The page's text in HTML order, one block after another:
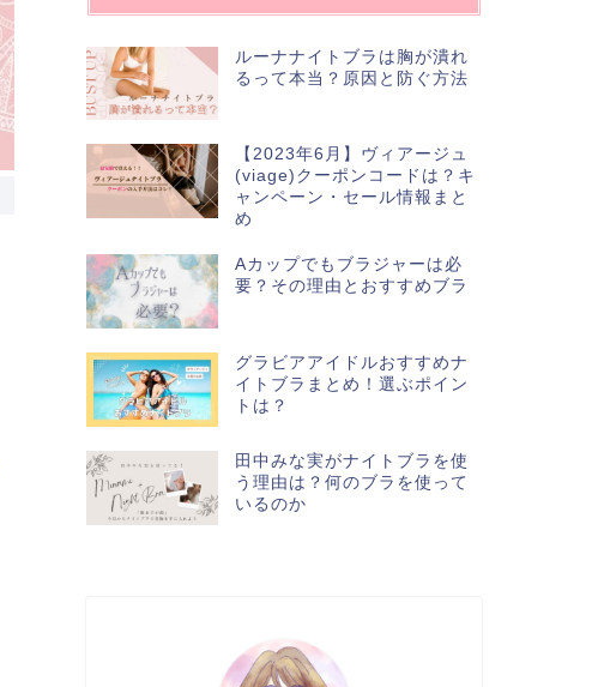
ルーナナイトブラは胸が潰れ
るって本当？原因と防ぐ方法
【2023年6月】ヴィアージュ
(viage)クーポンコードは？キ
ャンペーン・セール情報まと
め
Aカップでもブラジャーは必
要？その理由とおすすめブラ
グラビアアイドルおすすめナ
イトブラまとめ！選ぶポイン
トは？
田中みな実がナイトブラを使
う理由は？何のブラを使って
いるのか